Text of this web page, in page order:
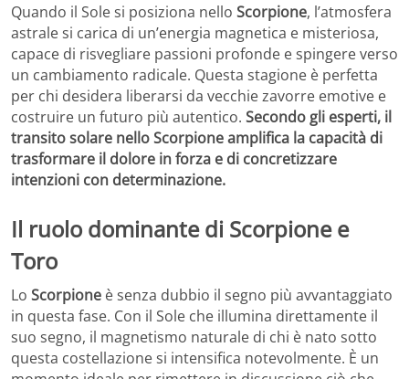
Quando il Sole si posiziona nello Scorpione, l’atmosfera
astrale si carica di un’energia magnetica e misteriosa,
capace di risvegliare passioni profonde e spingere verso
un cambiamento radicale. Questa stagione è perfetta
per chi desidera liberarsi da vecchie zavorre emotive e
costruire un futuro più autentico. Secondo gli esperti, il
transito solare nello Scorpione amplifica la capacità di
trasformare il dolore in forza e di concretizzare
intenzioni con determinazione.
Il ruolo dominante di Scorpione e
Toro
Lo Scorpione è senza dubbio il segno più avvantaggiato
in questa fase. Con il Sole che illumina direttamente il
suo segno, il magnetismo naturale di chi è nato sotto
questa costellazione si intensifica notevolmente. È un